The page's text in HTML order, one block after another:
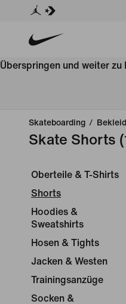
Überspringen und weiter zu
Skateboarding /
Skate Shorts
Oberteile & T-Shirts
Shorts
Hoodies &
Sweatshirts
Hosen & Tights
Jacken & Westen
Trainingsanzüge
Socken &